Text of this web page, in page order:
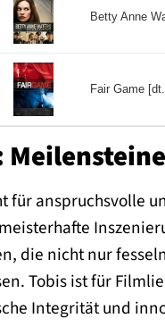
Betty Anne
Fair Game
für anspruchsvolle
die nicht nur
Tobis ist für
Integrität und